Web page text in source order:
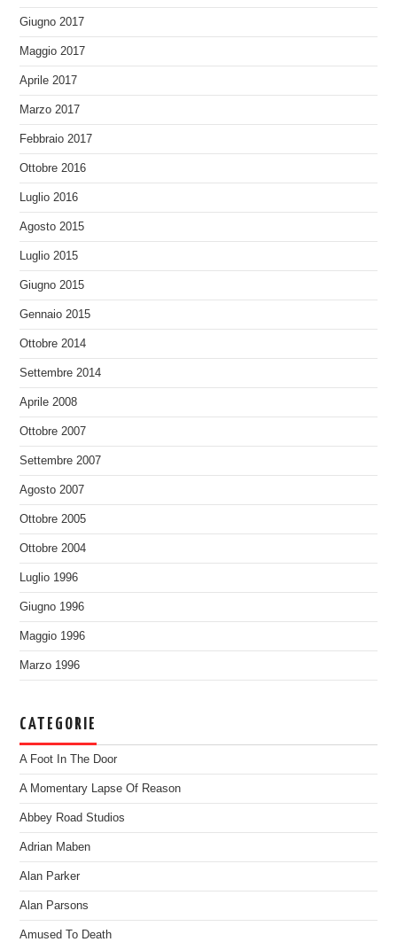
Giugno 2017
Maggio 2017
Aprile 2017
Marzo 2017
Febbraio 2017
Ottobre 2016
Luglio 2016
Agosto 2015
Luglio 2015
Giugno 2015
Gennaio 2015
Ottobre 2014
Settembre 2014
Aprile 2008
Ottobre 2007
Settembre 2007
Agosto 2007
Ottobre 2005
Ottobre 2004
Luglio 1996
Giugno 1996
Maggio 1996
Marzo 1996
CATEGORIE
A Foot In The Door
A Momentary Lapse Of Reason
Abbey Road Studios
Adrian Maben
Alan Parker
Alan Parsons
Amused To Death